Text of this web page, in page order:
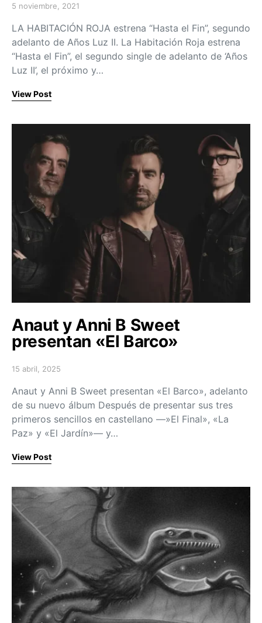
Posted on
5 noviembre, 2021
LA HABITACIÓN ROJA estrena “Hasta el Fin”, segundo
adelanto de Años Luz II. La Habitación Roja estrena
“Hasta el Fin”, el segundo single de adelanto de ‘Años
Luz II’, el próximo y…
View Post
Anaut y Anni B Sweet
presentan «El Barco»
Posted on
15 abril, 2025
Anaut y Anni B Sweet presentan «El Barco», adelanto
de su nuevo álbum Después de presentar sus tres
primeros sencillos en castellano —»El Final», «La
Paz» y «El Jardín»— y…
View Post